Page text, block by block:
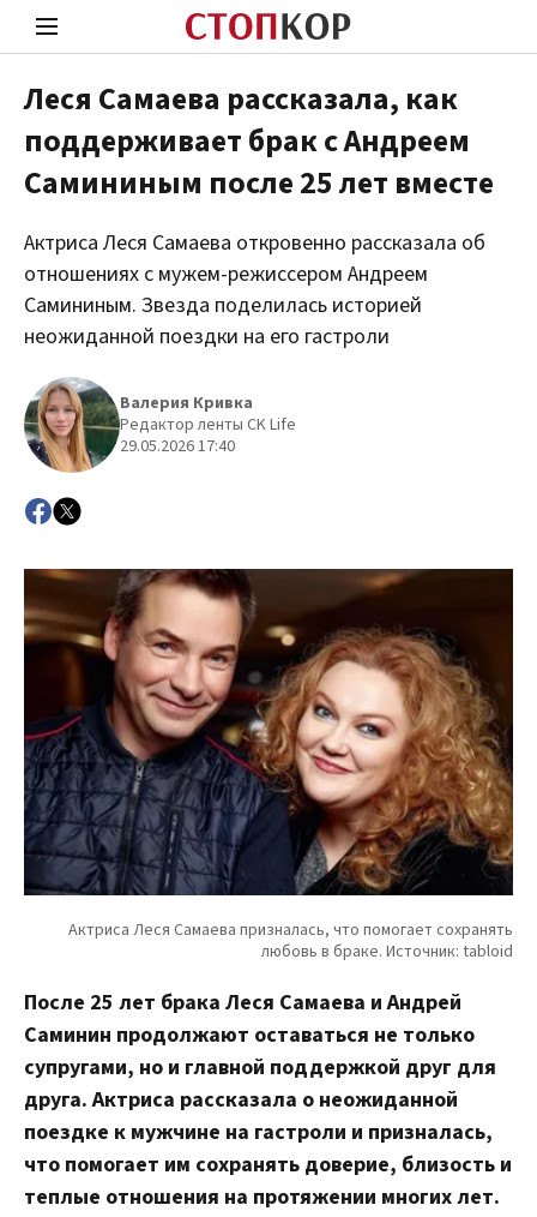
Стоп Политической Коррупции
Политика
Леся Самаева рассказала, как
поддерживает брак с Андреем
Самининым после 25 лет вместе
Актриса Леся Самаева откровенно рассказала об
отношениях с мужем-режиссером Андреем
Самининым. Звезда поделилась историей
неожиданной поездки на его гастроли
Валерия Кривка
Редактор ленты CK Life
29.05.2026 17:40
После 25 лет брака Леся Самаева и Андрей
Саминин продолжают оставаться не только
супругами, но и главной поддержкой друг для
друга. Актриса рассказала о неожиданной
поездке к мужчине на гастроли и призналась,
что помогает им сохранять доверие, близость и
теплые отношения на протяжении многих лет.